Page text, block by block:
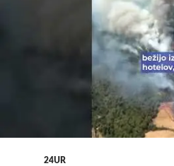
24UR